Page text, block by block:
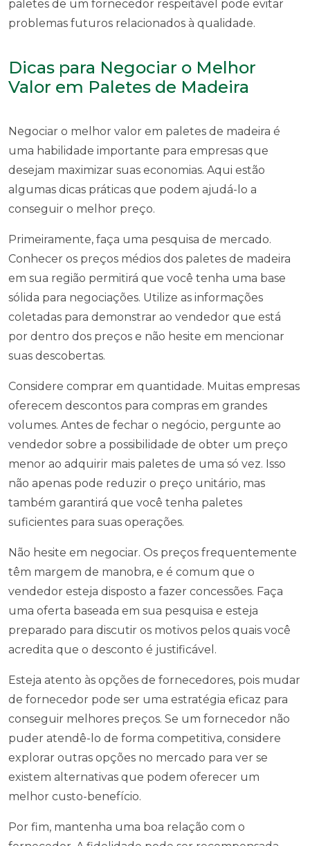
paletes de um fornecedor respeitável pode evitar
problemas futuros relacionados à qualidade.
Dicas para Negociar o Melhor
Valor em Paletes de Madeira
Negociar o melhor valor em paletes de madeira é
uma habilidade importante para empresas que
desejam maximizar suas economias. Aqui estão
algumas dicas práticas que podem ajudá-lo a
conseguir o melhor preço.
Primeiramente, faça uma pesquisa de mercado.
Conhecer os preços médios dos paletes de madeira
em sua região permitirá que você tenha uma base
sólida para negociações. Utilize as informações
coletadas para demonstrar ao vendedor que está
por dentro dos preços e não hesite em mencionar
suas descobertas.
Considere comprar em quantidade. Muitas empresas
oferecem descontos para compras em grandes
volumes. Antes de fechar o negócio, pergunte ao
vendedor sobre a possibilidade de obter um preço
menor ao adquirir mais paletes de uma só vez. Isso
não apenas pode reduzir o preço unitário, mas
também garantirá que você tenha paletes
suficientes para suas operações.
Não hesite em negociar. Os preços frequentemente
têm margem de manobra, e é comum que o
vendedor esteja disposto a fazer concessões. Faça
uma oferta baseada em sua pesquisa e esteja
preparado para discutir os motivos pelos quais você
acredita que o desconto é justificável.
Esteja atento às opções de fornecedores, pois mudar
de fornecedor pode ser uma estratégia eficaz para
conseguir melhores preços. Se um fornecedor não
puder atendê-lo de forma competitiva, considere
explorar outras opções no mercado para ver se
existem alternativas que podem oferecer um
melhor custo-benefício.
Por fim, mantenha uma boa relação com o